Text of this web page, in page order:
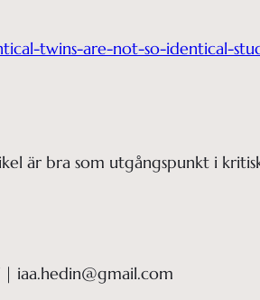
twins-are-not-so-identical-
är bra som utgångspunkt i
| iaa.hedin@gmail.com